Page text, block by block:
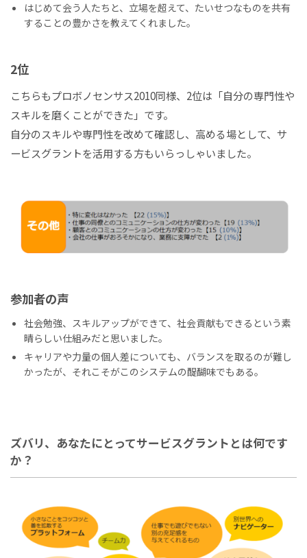
はじめて会う人たちと、立場を超えて、たいせつなものを共有
することの豊かさを教えてくれました。
2位
こちらもプロボノセンサス2010同様、2位は「自分の専門性や
スキルを磨くことができた」です。
自分のスキルや専門性を改めて確認し、高める場として、サ
ービスグラントを活用する方もいらっしゃいました。
参加者の声
社会勉強、スキルアップができて、社会貢献もできるという素
晴らしい仕組みだと思いました。
キャリアや力量の個人差についても、バランスを取るのが難し
かったが、それこそがこのシステムの醍醐味でもある。
ズバリ、あなたにとってサービスグラントとは何です
か？